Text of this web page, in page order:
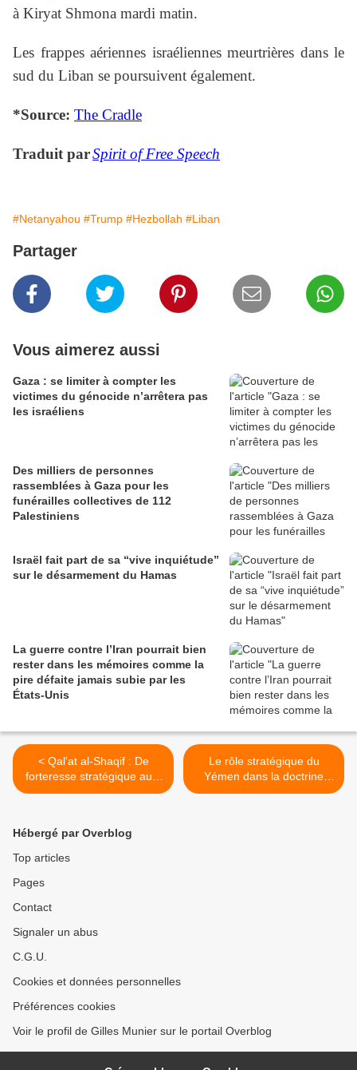
à Kiryat Shmona mardi matin.
Les frappes aériennes israéliennes meurtrières dans le
sud du Liban se poursuivent également.
*Source: The Cradle
Traduit parSpirit of Free Speech
#Netanyahou #Trump #Hezbollah #Liban
Partager
Vous aimerez aussi
Gaza : se limiter à compter les
victimes du génocide n’arrêtera pas
les israéliens
Des milliers de personnes
rassemblées à Gaza pour les
funérailles collectives de 112
Palestiniens
Israël fait part de sa “vive inquiétude”
sur le désarmement du Hamas
La guerre contre l’Iran pourrait bien
rester dans les mémoires comme la
pire défaite jamais subie par les
États-Unis
< Qal'at al-Shaqif : De
forteresse stratégique au «
Monstre sur la montagne »
Le rôle stratégique du
Yémen dans la doctrine
militaire iranienne >
Hébergé par Overblog
Top articles
Pages
Contact
Signaler un abus
C.G.U.
Cookies et données personnelles
Préférences cookies
Voir le profil de Gilles Munier sur le portail Overblog